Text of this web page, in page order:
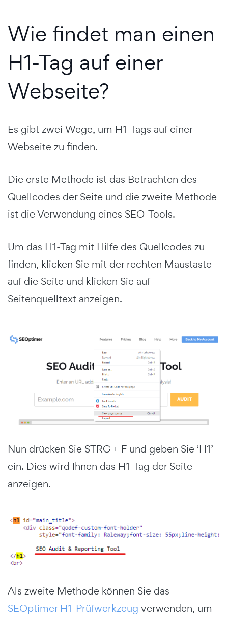
Wie findet man einen
H1-Tag auf einer
Webseite?
Es gibt zwei Wege, um H1-Tags auf einer
Webseite zu finden.
Die erste Methode ist das Betrachten des
Quellcodes der Seite und die zweite Methode
ist die Verwendung eines SEO-Tools.
Um das H1-Tag mit Hilfe des Quellcodes zu
finden, klicken Sie mit der rechten Maustaste
auf die Seite und klicken Sie auf
Seitenquelltext anzeigen.
Nun drücken Sie STRG + F und geben Sie ‘H1’
ein. Dies wird Ihnen das H1-Tag der Seite
anzeigen.
Als zweite Methode können Sie das
SEOptimer H1-Prüfwerkzeug verwenden, um